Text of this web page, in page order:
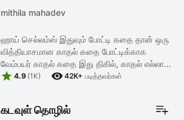
mithila mahadev
ஹாய் செல்லம்ஸ் இதுவும் போட்டி கதை தான் ஒரு
வித்தியாசமான காதல் கதை போட்டிக்காக
வேம்பயர் காதல் கதை இது திகில், காதல் எல்லாம்
சேர்ந்தது பத்து அத்தியாங்கள் மட்டும் தான்
 4.9 (1K)  42K+ படித்தவர்கள்
கடவுள் தொழில்